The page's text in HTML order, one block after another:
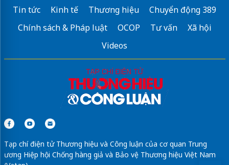
Tin tức Kinh tế Thương hiệu
Chuyển động 389
Chính sách & Pháp luật
OCOP Tư vấn
Xã hội
Videos
Tạp chí điện tử Thương hiệu và Công luận của cơ quan Trung
ương Hiệp hội Chống hàng giả và Bảo vệ Thương hiệu Việt Nam